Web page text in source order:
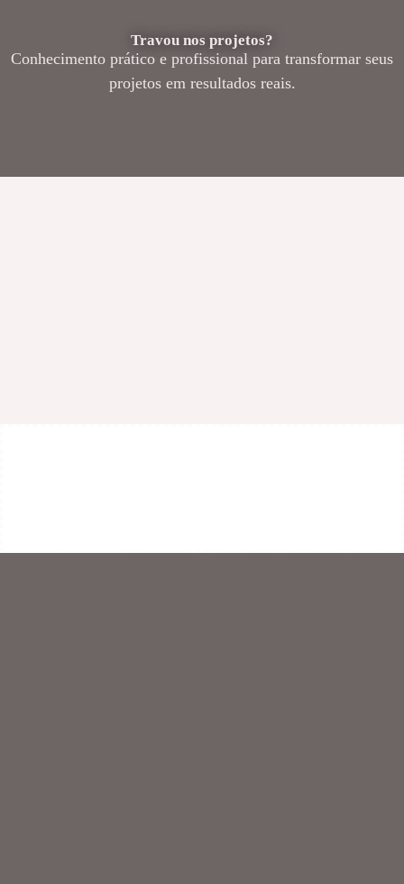
Travou nos projetos?
Conhecimento prático e profissional para transformar seus
projetos em resultados reais.